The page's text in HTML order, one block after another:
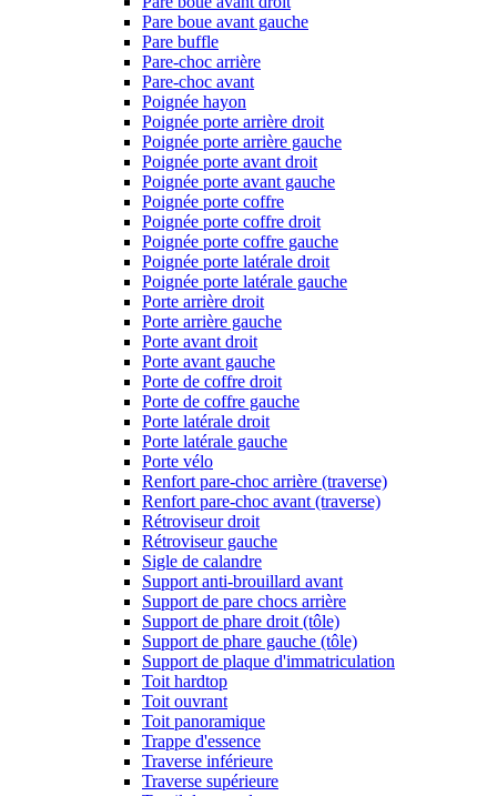
Pare boue avant gauche
Pare buffle
Pare-choc arrière
Pare-choc avant
Poignée hayon
Poignée porte arrière droit
Poignée porte arrière gauche
Poignée porte avant droit
Poignée porte avant gauche
Poignée porte coffre
Poignée porte coffre droit
Poignée porte coffre gauche
Poignée porte latérale droit
Poignée porte latérale gauche
Porte arrière droit
Porte arrière gauche
Porte avant droit
Porte avant gauche
Porte de coffre droit
Porte de coffre gauche
Porte latérale droit
Porte latérale gauche
Porte vélo
Renfort pare-choc arrière (traverse)
Renfort pare-choc avant (traverse)
Rétroviseur droit
Rétroviseur gauche
Sigle de calandre
Support anti-brouillard avant
Support de pare chocs arrière
Support de phare droit (tôle)
Support de phare gauche (tôle)
Support de plaque d'immatriculation
Toit hardtop
Toit ouvrant
Toit panoramique
Trappe d'essence
Traverse inférieure
Traverse supérieure